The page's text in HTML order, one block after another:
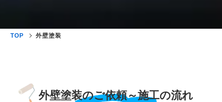
TOP 外壁塗装
外壁塗装のご依頼～施工の流れ